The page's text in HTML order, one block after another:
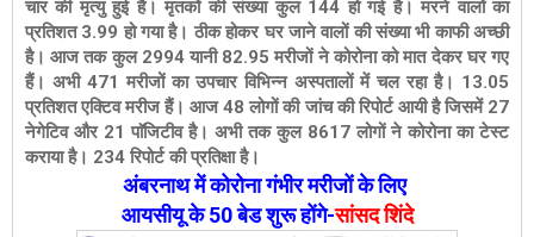
चार की मृत्यु हुई है। मृतकों की संख्या कुल 144 हो गई है। मरने वालों का
प्रतिशत 3.99 हो गया है। ठीक होकर घर जाने वालों की संख्या भी काफी अच्छी
है। आज तक कुल 2994 यानी 82.95 मरीजों ने कोरोना को मात देकर घर गए
हैं। अभी 471 मरीजों का उपचार विभिन्न अस्पतालों में चल रहा है। 13.05
प्रतिशत एक्टिव मरीज हैं। आज 48 लोगों की जांच की रिपोर्ट आयी है जिसमें 27
नेगेटिव और 21 पाॅजिटीव है। अभी तक कुल 8617 लोगों ने कोरोना का टेस्ट
कराया है। 234 रिपोर्ट की प्रतिक्षा है।
अंबरनाथ में कोरोना गंभीर मरीजों के लिए
आयसीयूके 50 बेड शुरू होंगे-सांसद शिंदे